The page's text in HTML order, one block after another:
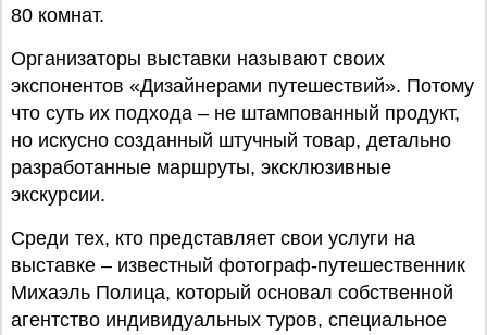
80 комнат.
Организаторы выставки называют своих
экспонентов «Дизайнерами путешествий». Потому
что суть их подхода – не штампованный продукт,
но искусно созданный штучный товар, детально
разработанные маршруты, эксклюзивные
экскурсии.
Среди тех, кто представляет свои услуги на
выставке – известный фотограф-путешественник
Михаэль Полица, который основал собственной
агентство индивидуальных туров, специальное